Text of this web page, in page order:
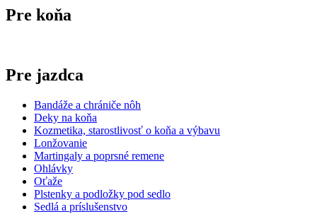
Pre koňa
Pre jazdca
Bandáže a chrániče nôh
Deky na koňa
Kozmetika, starostlivosť o koňa a výbavu
Lonžovanie
Martingaly a poprsné remene
Ohlávky
Oťaže
Plstenky a podložky pod sedlo
Sedlá a príslušenstvo